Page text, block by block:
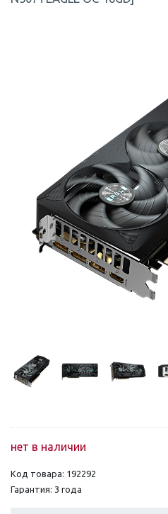
нет в наличии
Код товара: 192292
Гарантия: 3 года